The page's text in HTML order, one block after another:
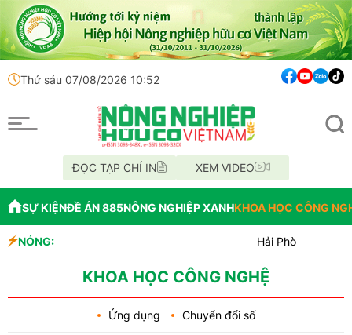
Thứ sáu 07/08/2026 10:52
ĐỌC TẠP CHÍ IN XEM VIDEO
SỰ KIỆNĐỀ ÁN 885NÔNG NGHIỆP XANHKHOA HỌC CÔNG
NÓNG:
Hải Phòng giao nhiệm
Cảnh báo canh tác cần
KHOA HỌC CÔNG NGHỆ
Ứng dụng Chuyển đổi số